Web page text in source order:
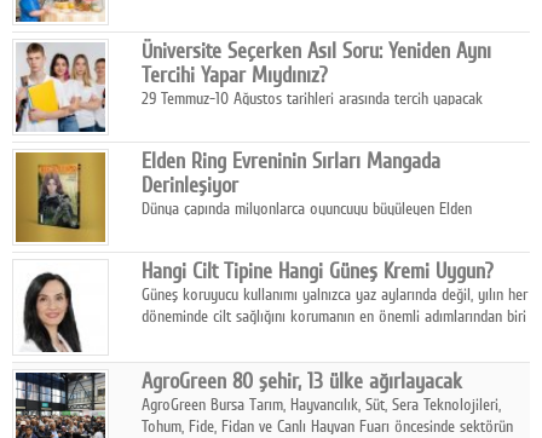
temizlik sağlayan, çevreye duyarlı bitkisel içerikli ürünleri tercih
ediyor.
Üniversite Seçerken Asıl Soru: Yeniden Aynı
Tercihi Yapar Mıydınız?
29 Temmuz-10 Ağustos tarihleri arasında tercih yapacak
Elden Ring Evreninin Sırları Mangada
Derinleşiyor
Dünya çapında milyonlarca oyuncuyu büyüleyen Elden
aksiyonu ve karanlık fantastik atmosferi bir araya getirmeyi
sürdürüyor.
Hangi Cilt Tipine Hangi Güneş Kremi Uygun?
Güneş koruyucu kullanımı yalnızca yaz aylarında değil, yılın her
döneminde cilt sağlığını korumanın en önemli adımlarından biri
AgroGreen 80 şehir, 13 ülke ağırlayacak
AgroGreen Bursa Tarım, Hayvancılık, Süt, Sera Teknolojileri,
Tohum, Fide, Fidan ve Canlı Hayvan Fuarı öncesinde sektörün